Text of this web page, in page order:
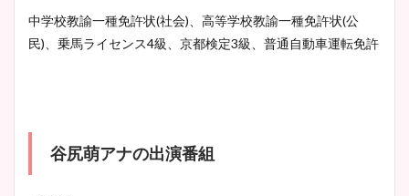
中学校教諭一種免許状(社会)、高等学校教諭一種免許状(公
民)、乗馬ライセンス4級、京都検定3級、普通自動車運転免許
谷尻萌アナの出演番組